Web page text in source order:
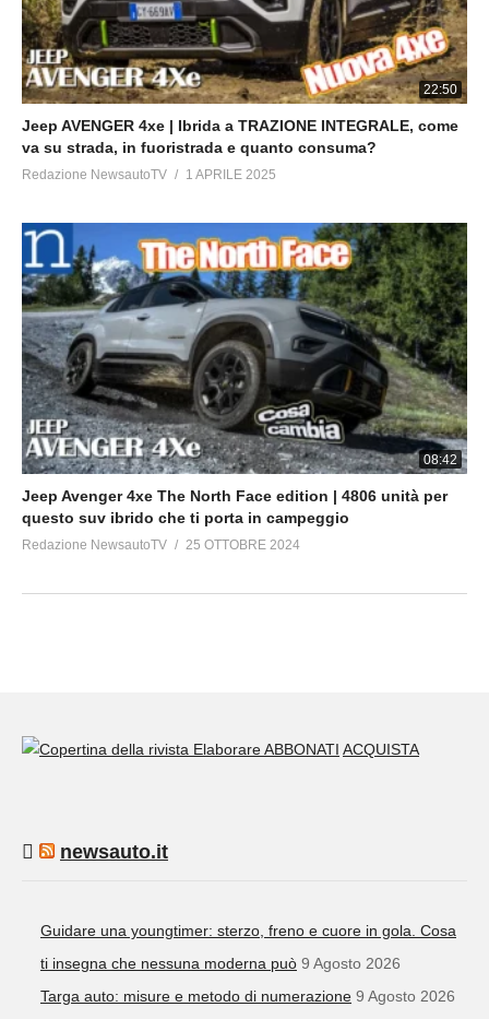
22:50
Jeep AVENGER 4xe | Ibrida a TRAZIONE INTEGRALE, come
va su strada, in fuoristrada e quanto consuma?
Redazione NewsautoTV 1 APRILE 2025
08:42
Jeep Avenger 4xe The North Face edition | 4806 unità per
questo suv ibrido che ti porta in campeggio
Redazione NewsautoTV 25 OTTOBRE 2024
ABBONATI ACQUISTA
newsauto.it
Guidare una youngtimer: sterzo, freno e cuore in gola. Cosa
ti insegna che nessuna moderna può 9 Agosto 2026
Targa auto: misure e metodo di numerazione 9 Agosto 2026